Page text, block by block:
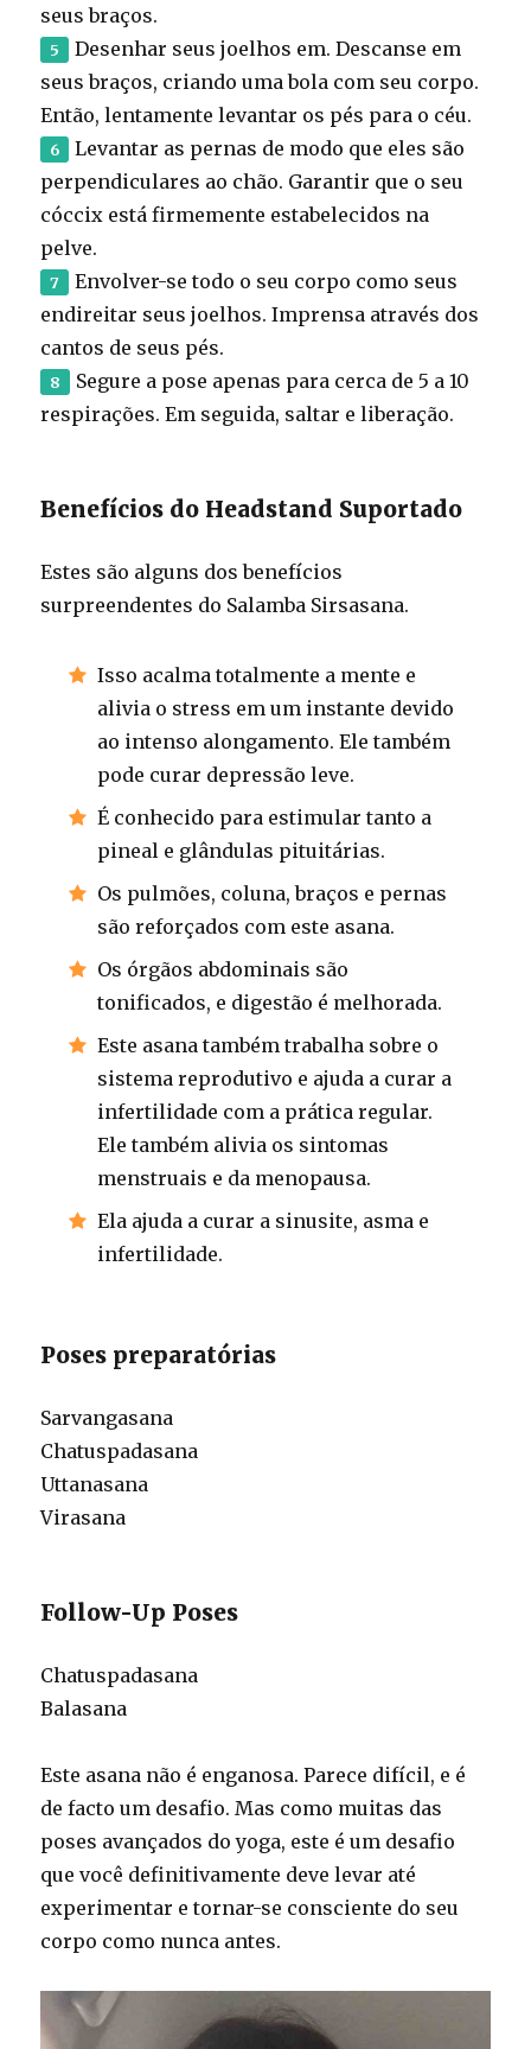
seus braços.
Desenhar seus joelhos em. Descanse em
seus braços, criando uma bola com seu corpo.
Então, lentamente levantar os pés para o céu.
Levantar as pernas de modo que eles são
perpendiculares ao chão. Garantir que o seu
cóccix está firmemente estabelecidos na
pelve.
Envolver-se todo o seu corpo como seus
endireitar seus joelhos. Imprensa através dos
cantos de seus pés.
Segure a pose apenas para cerca de 5 a 10
respirações. Em seguida, saltar e liberação.
Benefícios do Headstand Suportado
Estes são alguns dos benefícios
surpreendentes do Salamba Sirsasana.
Isso acalma totalmente a mente e
alivia o stress em um instante devido
ao intenso alongamento. Ele também
pode curar depressão leve.
É conhecido para estimular tanto a
pineal e glândulas pituitárias.
Os pulmões, coluna, braços e pernas
são reforçados com este asana.
Os órgãos abdominais são
tonificados, e digestão é melhorada.
Este asana também trabalha sobre o
sistema reprodutivo e ajuda a curar a
infertilidade com a prática regular.
Ele também alivia os sintomas
menstruais e da menopausa.
Ela ajuda a curar a sinusite, asma e
infertilidade.
Poses preparatórias
Sarvangasana
Chatuspadasana
Uttanasana
Virasana
Follow-Up Poses
Chatuspadasana
Balasana
Este asana não é enganosa. Parece difícil, e é
de facto um desafio. Mas como muitas das
poses avançados do yoga, este é um desafio
que você definitivamente deve levar até
experimentar e tornar-se consciente do seu
corpo como nunca antes.